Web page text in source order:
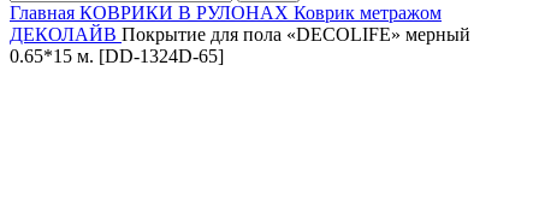
Главная КОВРИКИ В РУЛОНАХ Коврик метражом
ДЕКОЛАЙВ Покрытие для пола «DECOLIFE» мерный
0.65*15 м. [DD-1324D-65]